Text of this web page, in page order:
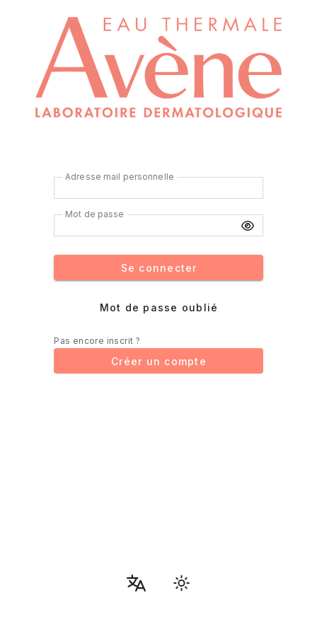
Adresse mail personnelle
Mot de passe
Se connecter
Mot de passe oublié
Pas encore inscrit ?
Créer un compte